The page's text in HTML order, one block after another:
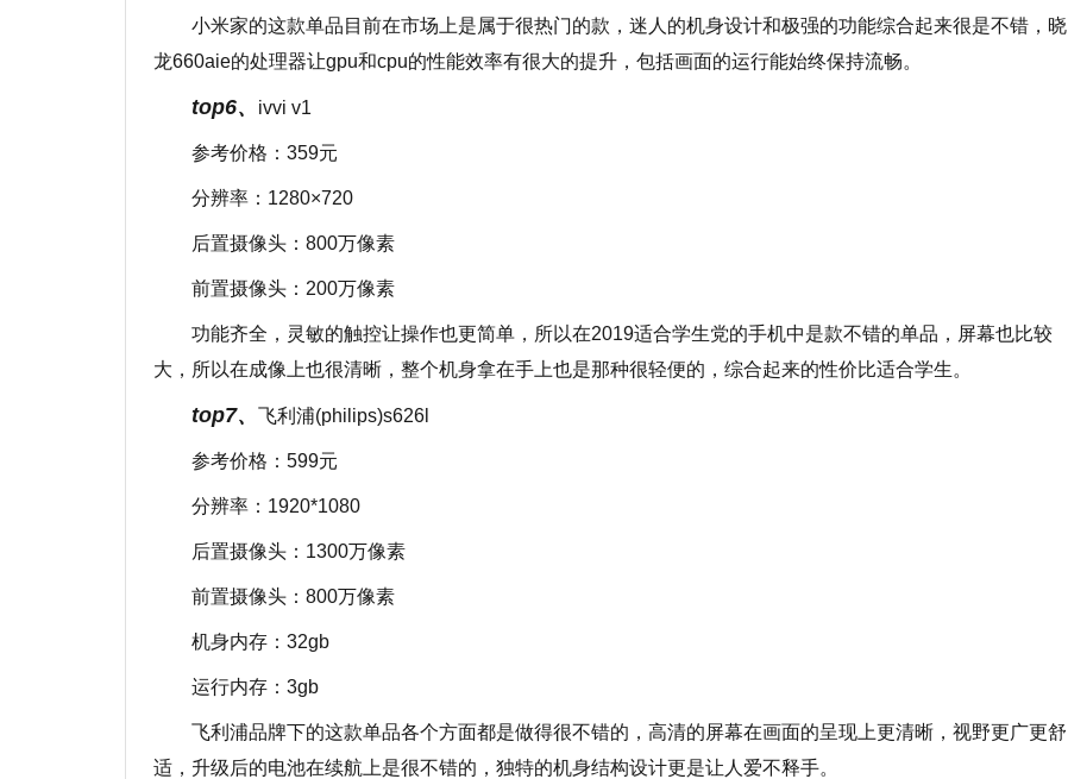
小米家的这款单品目前在市场上是属于很热门的款，迷人的机身设计和极强的功能综合起来很是不错，晓
龙660aie的处理器让gpu和cpu的性能效率有很大的提升，包括画面的运行能始终保持流畅。
top6、 ivvi v1
参考价格：359元
分辨率：1280×720
后置摄像头：800万像素
前置摄像头：200万像素
功能齐全，灵敏的触控让操作也更简单，所以在2019适合学生党的手机中是款不错的单品，屏幕也比较
大，所以在成像上也很清晰，整个机身拿在手上也是那种很轻便的，综合起来的性价比适合学生。
top7、 飞利浦(philips)s626l
参考价格：599元
分辨率：1920*1080
后置摄像头：1300万像素
前置摄像头：800万像素
机身内存：32gb
运行内存：3gb
飞利浦品牌下的这款单品各个方面都是做得很不错的，高清的屏幕在画面的呈现上更清晰，视野更广更舒
适，升级后的电池在续航上是很不错的，独特的机身结构设计更是让人爱不释手。